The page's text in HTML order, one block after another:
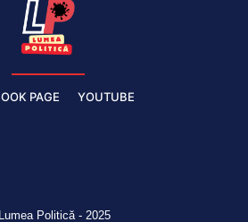
PAGE YOUTUBE
Politică - 2025